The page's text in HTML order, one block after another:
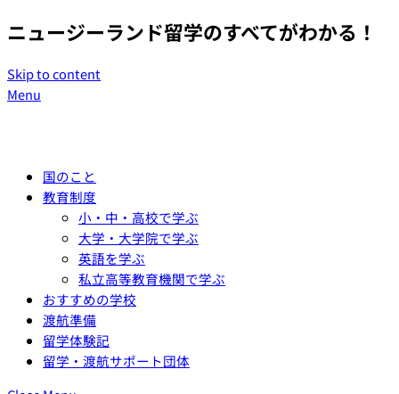
ニュージーランド留学のすべてがわかる！
Skip to content
Menu
国のこと
教育制度
小・中・高校で学ぶ
大学・大学院で学ぶ
英語を学ぶ
私立高等教育機関で学ぶ
おすすめの学校
渡航準備
留学体験記
留学・渡航サポート団体